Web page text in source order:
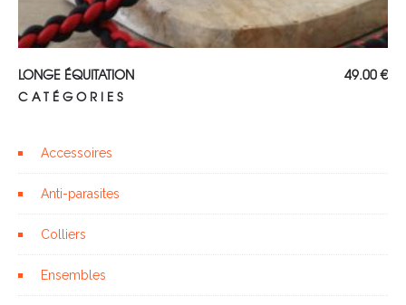
Choix des options
LONGE ÉQUITATION 49.00€
CATÉGORIES
Accessoires
Anti-parasites
Colliers
Ensembles